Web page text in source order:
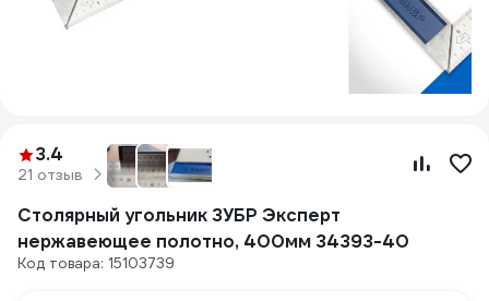
3.4
21 отзыв
Столярный угольник ЗУБР Эксперт
нержавеющее полотно, 400мм 34393-40
Код товара: 15103739